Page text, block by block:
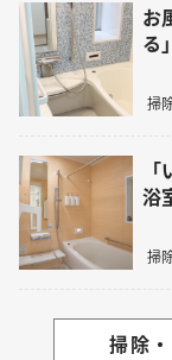
お
る
掃
浴
掃
掃除